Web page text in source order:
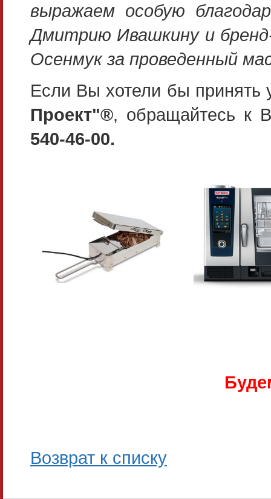
выражаем особую
Дмитрию Ивашкину и
Осенмук за проведенный
Если Вы хотели бы принять
Проект"®, обращайтесь к
540-46-00.
Возврат к списку